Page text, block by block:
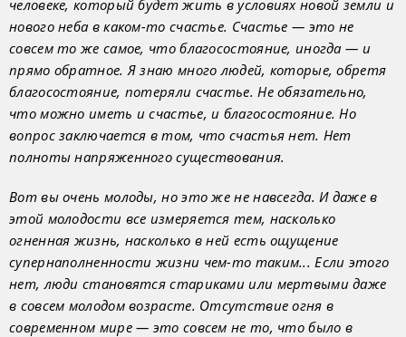
человеке, который будет жить в условиях новой земли и
нового неба в каком-то счастье. Счастье — это не
совсем то же самое, что благосостояние, иногда — и
прямо обратное. Я знаю много людей, которые, обретя
благосостояние, потеряли счастье. Не обязательно,
что можно иметь и счастье, и благосостояние. Но
вопрос заключается в том, что счастья нет. Нет
полноты напряженного существования.
Вот вы очень молоды, но это же не навсегда. И даже в
этой молодости все измеряется тем, насколько
огненная жизнь, насколько в ней есть ощущение
супернаполненности жизни чем-то таким... Если этого
нет, люди становятся стариками или мертвыми даже
в совсем молодом возрасте. Отсутствие огня в
современном мире — это совсем не то, что было в